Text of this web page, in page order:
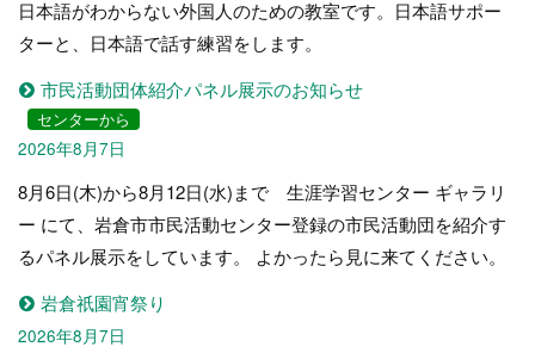
日本語がわからない外国人のための教室です。日本語サポー
ターと、日本語で話す練習をします。
市民活動団体紹介パネル展示のお知らせ
センターから
2026年8月7日
8月6日(木)から8月12日(水)まで 生涯学習センター ギャラリ
ー にて、岩倉市市民活動センター登録の市民活動団を紹介す
るパネル展示をしています。 よかったら見に来てください。
岩倉祇園宵祭り
2026年8月7日